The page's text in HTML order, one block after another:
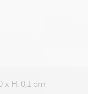
x H. 0,1 cm